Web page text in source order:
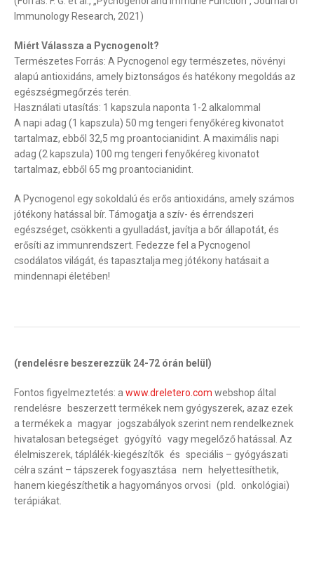
Immunology Research, 2021)
Miért Válassza a Pycnogenolt?
Természetes Forrás: A Pycnogenol egy természetes, növényi
alapú antioxidáns, amely biztonságos és hatékony megoldás az
egészségmegőrzés terén.
Használati utasítás: 1 kapszula naponta 1-2 alkalommal
A napi adag (1 kapszula) 50 mg tengeri fenyőkéreg kivonatot
tartalmaz, ebből 32,5 mg proantocianidint. A maximális napi
adag (2 kapszula) 100 mg tengeri fenyőkéreg kivonatot
tartalmaz, ebből 65 mg proantocianidint.
A Pycnogenol egy sokoldalú és erős antioxidáns, amely számos
jótékony hatással bír. Támogatja a szív- és érrendszeri
egészséget, csökkenti a gyulladást, javítja a bőr állapotát, és
erősíti az immunrendszert. Fedezze fel a Pycnogenol
csodálatos világát, és tapasztalja meg jótékony hatásait a
mindennapi életében!
(rendelésre beszerezzük 24-72 órán belül)
Fontos figyelmeztetés: awww.dreletero.com webshop által
rendelésre beszerzett termékek nem gyógyszerek, azaz ezek
a termékek a magyar jogszabályok szerint nem rendelkeznek
hivatalosan betegséget gyógyító vagy megelőző hatással. Az
élelmiszerek, táplálék-kiegészítők és speciális – gyógyászati
célra szánt – tápszerek fogyasztása nem helyettesíthetik,
hanem kiegészíthetik a hagyományos orvosi (pld. onkológiai)
terápiákat.